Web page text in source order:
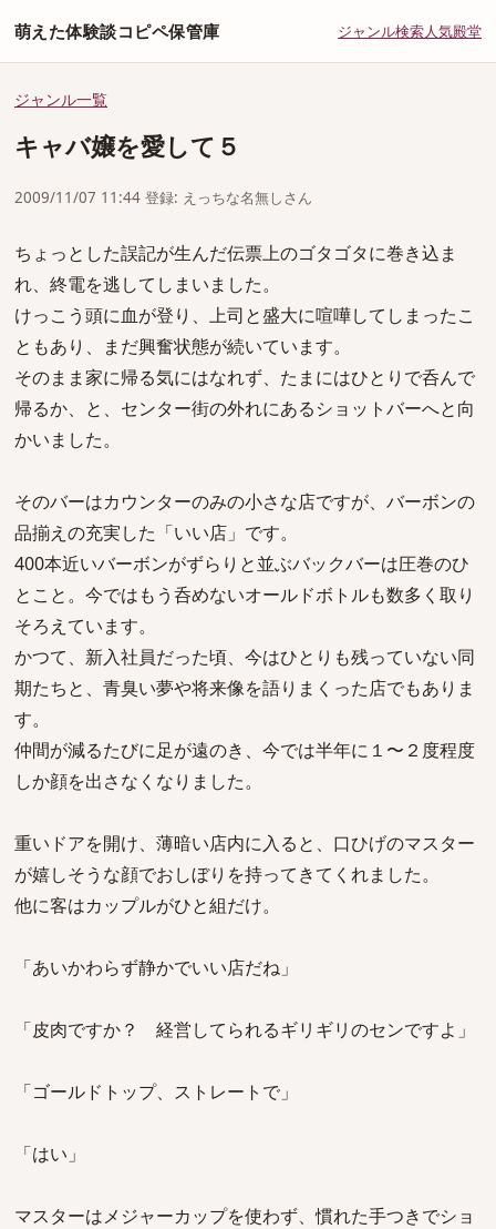
萌えた体験談コピペ保管庫 ジャンル検索人気殿堂
ジャンル一覧
キャバ嬢を愛して５
2009/11/07 11:44 登録: えっちな名無しさん
ちょっとした誤記が生んだ伝票上のゴタゴタに巻き込ま
れ、終電を逃してしまいました。
けっこう頭に血が登り、上司と盛大に喧嘩してしまったこ
ともあり、まだ興奮状態が続いています。
そのまま家に帰る気にはなれず、たまにはひとりで呑んで
帰るか、と、センター街の外れにあるショットバーへと向
かいました。
そのバーはカウンターのみの小さな店ですが、バーボンの
品揃えの充実した「いい店」です。
400本近いバーボンがずらりと並ぶバックバーは圧巻のひ
とこと。今ではもう呑めないオールドボトルも数多く取り
そろえています。
かつて、新入社員だった頃、今はひとりも残っていない同
期たちと、青臭い夢や将来像を語りまくった店でもありま
す。
仲間が減るたびに足が遠のき、今では半年に１〜２度程度
しか顔を出さなくなりました。
重いドアを開け、薄暗い店内に入ると、口ひげのマスター
が嬉しそうな顔でおしぼりを持ってきてくれました。
他に客はカップルがひと組だけ。
「あいかわらず静かでいい店だね」
「皮肉ですか？ 経営してられるギリギリのセンですよ」
「ゴールドトップ、ストレートで」
「はい」
マスターはメジャーカップを使わず、慣れた手つきでショ